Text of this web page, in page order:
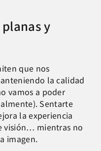
y
que nos
la calidad
vamos a poder
Sentarte
la experiencia
visión… mientras no
imagen.